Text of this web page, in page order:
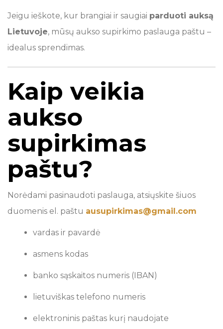
Jeigu ieškote, kur brangiai ir saugiai parduoti auksą
Lietuvoje, mūsų aukso supirkimo paslauga paštu –
idealus sprendimas.
Kaip veikia
aukso
supirkimas
paštu?
Norėdami pasinaudoti paslauga, atsiųskite šiuos
duomenis el. paštu ausupirkimas@gmail.com
vardas ir pavardė
asmens kodas
banko sąskaitos numeris (IBAN)
lietuviškas telefono numeris
elektroninis paštas kurį naudojate